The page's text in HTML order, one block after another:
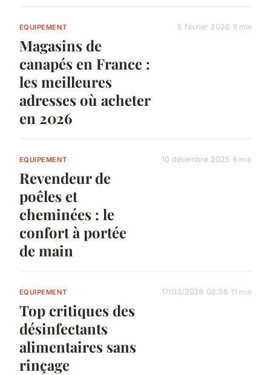
EQUIPEMENT
Magasins de
canapés en France :
les meilleures
adresses où acheter
en 2026
5 février 2026 9 min
EQUIPEMENT
Revendeur de
poêles et
cheminées : le
confort à portée
de main
10 décembre 2025 6 min
EQUIPEMENT
Top critiques des
désinfectants
alimentaires sans
rinçage
17/03/2026 08:56 11 min